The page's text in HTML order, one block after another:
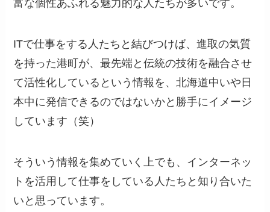
富な個性あふれる魅力的な人たちが多いです。
ITで仕事をする人たちと結びつけば、進取の気質
を持った港町が、最先端と伝統の技術を融合させ
て活性化しているという情報を、北海道中いや日
本中に発信できるのではないかと勝手にイメージ
しています（笑）
そういう情報を集めていく上でも、インターネッ
トを活用して仕事をしている人たちと知り合いた
いと思っています。